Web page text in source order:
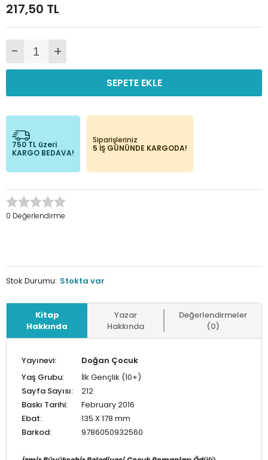
217,50 TL
- +
SEPETE EKLE
750 TL üzeri
KARGO BEDAVA!
Siparişleriniz
5 İŞ GÜNÜNDE KARGODA!
0 Değerlendirme
Stok Durumu: Stokta var
Kitap
Hakkında
Yazar
Hakkında
Değerlendirmeler
(0)
Yayınevi:
Doğan Çocuk
Yaş Grubu:
İlk Gençlik (10+)
Sayfa Sayısı:
212
Baskı Tarihi:
February 2016
Ebat:
135 X 178 mm
Barkod:
9786050932560